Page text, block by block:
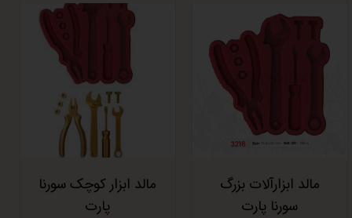
مالد ابزارآلات بزرگ
سورنا پارت
مالد ابزار کوچک سورنا
پارت